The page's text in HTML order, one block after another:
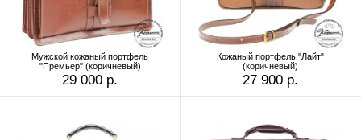
Мужской кожаный портфель
"Премьер" (коричневый)
29 000 р.
Кожаный портфель "Лайт"
(коричневый)
27 900 р.